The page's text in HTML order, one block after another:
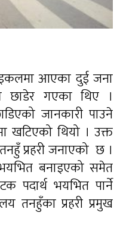
आएका दुई जना
छाडेर गएका थिए ।
जानकारी पाउने
खटिएको थियो । उक्त
प्रहरी जनाएको छ ।
बनाइएको समेत
पदार्थ भयभित पार्ने
तनहुँका प्रहरी प्रमुख